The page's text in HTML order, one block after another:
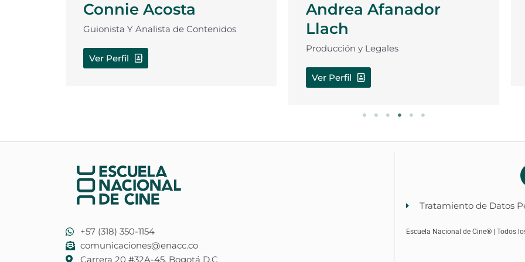
Connie Acosta
Guionista Y Analista de Contenidos
Ver Perfil
Andrea Afanador
Llach
Producción y Legales
Ver Perfil
+57 (318) 350-1154
comunicaciones@enacc.co
​Carrera 20 #32A-45. Bogotá D.C
Tratamiento de Datos
Escuela Nacional de Cine® | Todos